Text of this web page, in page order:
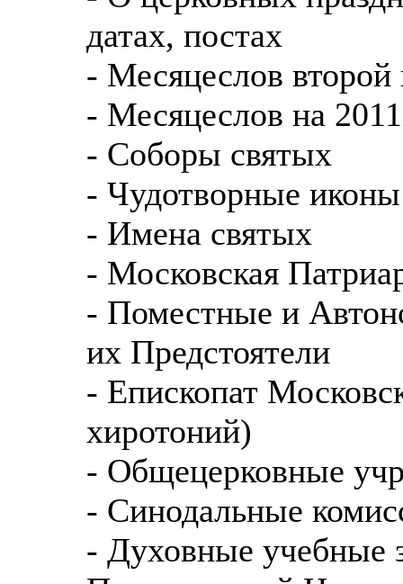
датах, постах
- Месяцеслов второй
- Месяцеслов на
- Соборы святых
- Чудотворные
- Имена святых
- Московская
- Поместные и
их Предстоятели
- Епископат
хиротоний)
- Общецерковные
- Синодальные
- Духовные учебные